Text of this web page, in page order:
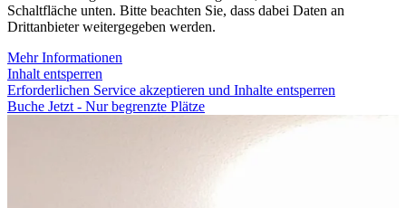
Schaltfläche unten. Bitte beachten Sie, dass dabei Daten an
Drittanbieter weitergegeben werden.
Mehr Informationen
Inhalt entsperren
Erforderlichen Service akzeptieren und Inhalte entsperren
Buche Jetzt - Nur begrenzte Plätze